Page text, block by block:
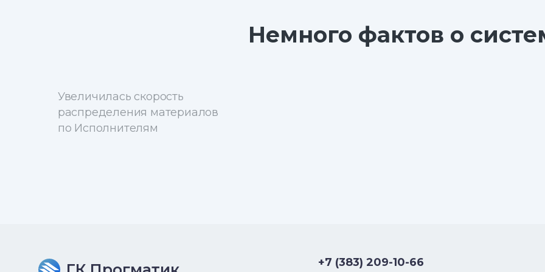
Немного фактов о
Увеличилась скорость
распределения материалов
по Исполнителям
+7 (383) 209-10-66